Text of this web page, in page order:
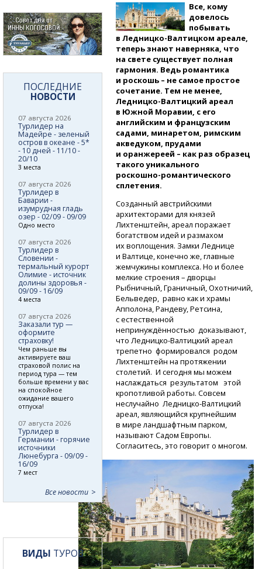
Все, кому
довелось
побывать
в Ледницко-Валтицком ареале,
теперь знают наверняка, что
на свете существует полная
гармония. Ведь романтика
и роскошь – не самое простое
сочетание. Тем не менее,
Ледницко-Валтицкий ареал
в Южной Моравии, с его
английским и французским
садами, минаретом, римским
акведуком, прудами
и оранжереей – как раз образец
такого уникального
роскошно-романтического
сплетения.
Созданный австрийскими
архитекторами для князей
Лихтенштейн, ареал поражает
богатством идей и размахом
их воплощения. Замки Леднице
и Валтице, конечно же, главные
жемчужины комплекса. Но и более
мелкие строения – дворцы
Рыбничный, Граничный, Охотничий,
Бельведер, равно как и храмы
Апполона, Рандеву, Ретсина,
с естественной
непринуждённостью доказывают,
чтоЛедницко-Валтицкий ареал
трепетно формировался родом
Лихтенштейн на протяжении
столетий. И сегодня мы можем
наслаждаться результатом этой
кропотливой работы. Совсем
неслучайноЛедницко-Валтицкий
ареал, являющийся крупнейшим
в мире ландшафтным парком,
называют Садом Европы.
Согласитесь, это говорит о многом.
ПОСЛЕДНИЕ
НОВОСТИ
07 августа 2026
Турлидер на
Мадейре - зеленый
остров в океане - 5*
- 10 дней - 11/10 -
20/10
3 места
07 августа 2026
Турлидер в
Баварии -
изумрудная гладь
озер - 02/09 - 09/09
Одно место
07 августа 2026
Турлидер в
Словении -
термальный курорт
Олимие - источник
долины здоровья -
09/09 - 16/09
4 места
07 августа 2026
Заказали тур —
оформите
страховку!
Чем раньше вы
активируете ваш
страховой полис на
период тура — тем
больше времени у вас
на спокойное
ожидание вашего
отпуска!
07 августа 2026
Турлидер в
Германии - горячие
источники
Люнебурга - 09/09 -
16/09
7 мест
Все новости
ВИДЫ ТУРОВ